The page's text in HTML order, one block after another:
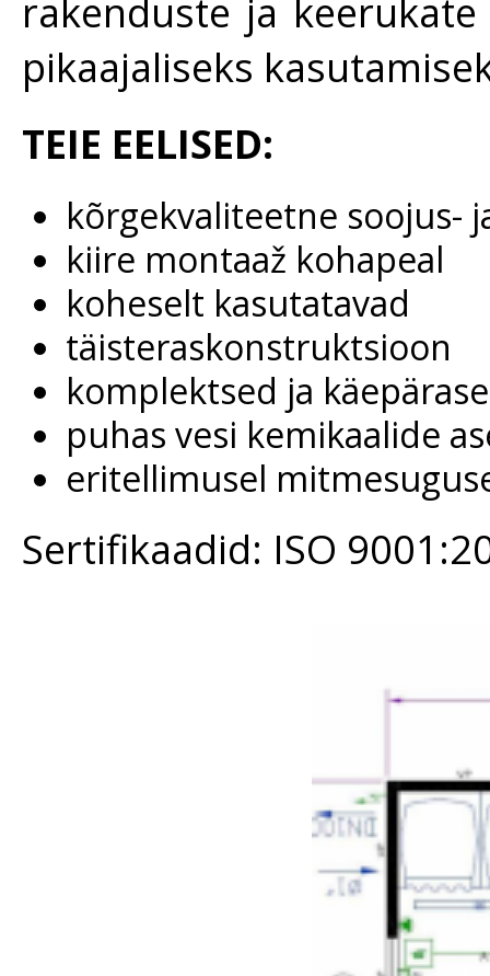
rakenduste ja
pikaajaliseks
TEIE EELISED:
kõrgekvaliteetne soojus-
kiire montaaž kohapeal
koheselt kasutatavad
täisteraskonstruktsioon
komplektsed ja
puhas vesi kemikaalide
eritellimusel
Sertifikaadid: ISO